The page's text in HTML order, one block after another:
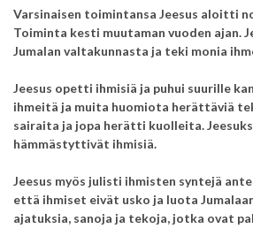
Varsinaisen toimintansa Jeesus aloitti
Toiminta kesti muutaman vuoden ajan.
Jumalan valtakunnasta ja teki monia
Jeesus opetti ihmisiä ja puhui suurille
ihmeitä ja muita huomiota herättäviä
sairaita ja jopa herätti kuolleita.
hämmästyttivät ihmisiä.
Jeesus myös julisti ihmisten syntejä
että ihmiset eivät usko ja luota
ajatuksia, sanoja ja tekoja, jotka ovat